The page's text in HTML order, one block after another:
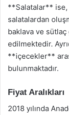
**Salatalar**
salatalardan
baklava ve
edilmektedir.
**içecekler**
bulunmaktadır.
Fiyat Aralıkları
2018 yılında